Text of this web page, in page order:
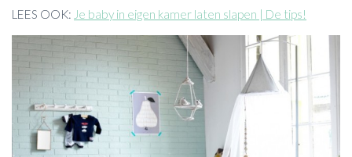
LEES OOK: Je baby in eigen kamer laten slapen | De tips!